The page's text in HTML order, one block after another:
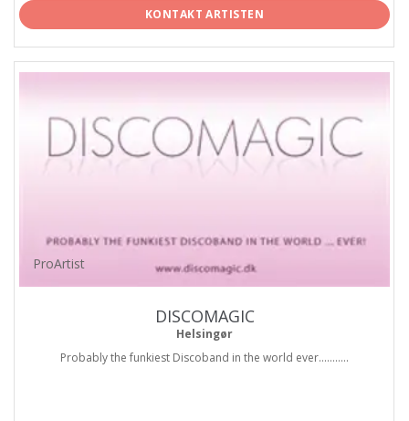
KONTAKT ARTISTEN
ProArtist
DISCOMAGIC
Helsingør
Probably the funkiest Discoband in the world ever...........